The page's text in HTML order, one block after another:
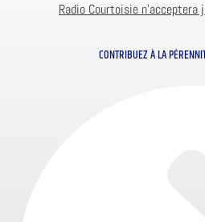
Radio Courtoisie
CONTRIBUEZ À LA